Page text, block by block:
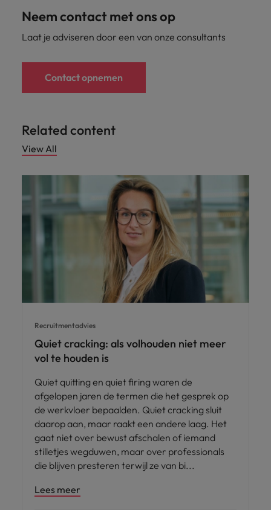
Neem contact met ons op
Laat je adviseren door een van onze consultants
Contact opnemen
Related content
View All
Recruitmentadvies
Quiet cracking: als volhouden niet meer
vol te houden is
Quiet quitting en quiet firing waren de
afgelopen jaren de termen die het gesprek op
de werkvloer bepaalden. Quiet cracking sluit
daarop aan, maar raakt een andere laag. Het
gaat niet over bewust afschalen of iemand
stilletjes wegduwen, maar over professionals
die blijven presteren terwijl ze van bi
Lees meer